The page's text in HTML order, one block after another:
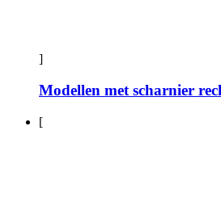
]
Modellen met scharnier
[